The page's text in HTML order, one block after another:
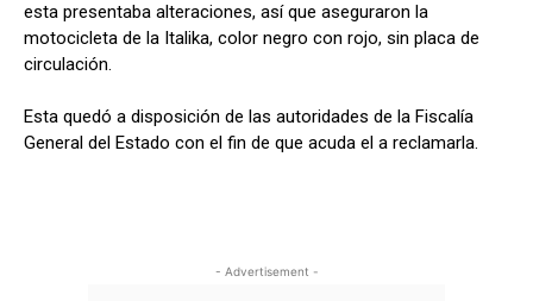
esta presentaba alteraciones, así que aseguraron la
motocicleta de la Italika, color negro con rojo, sin placa de
circulación.
Esta quedó a disposición de las autoridades de la Fiscalía
General del Estado con el fin de que acuda el a reclamarla.
- Advertisement -